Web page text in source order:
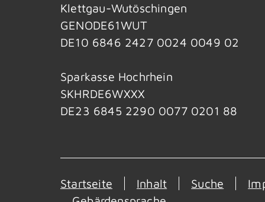
Klettgau-Wutöschingen
GENODE61WUT
DE10 6846 2427 0024 0049 02
Sparkasse Hochrhein
SKHRDE6WXXX
DE23 6845 2290 0077 0201 88
Startseite Inhalt Suche